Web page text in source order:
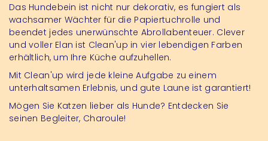
Das Hundebein ist nicht nur dekorativ, es fungiert als
wachsamer Wächter für die Papiertuchrolle und
beendet jedes unerwünschte Abrollabenteuer. Clever
und voller Elan ist Clean'up in vier lebendigen Farben
erhältlich, um Ihre Küche aufzuhellen.
Mit Clean'up wird jede kleine Aufgabe zu einem
unterhaltsamen Erlebnis, und gute Laune ist garantiert!
Mögen Sie Katzen lieber als Hunde? Entdecken Sie
seinen Begleiter, Charoule!